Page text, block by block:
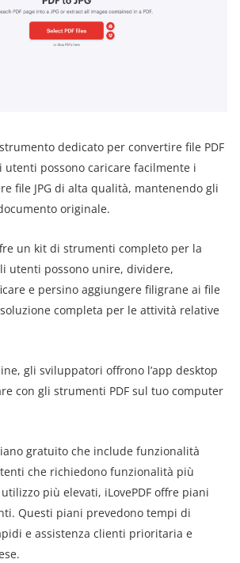
dedicato per convertire file PDF
utenti possono caricare facilmente i
file JPG di alta qualità, mantenendo gli
originale.
un kit di strumenti completo per la
utenti possono unire, dividere,
e persino aggiungere filigrane ai file
completa per le attività relative
gli sviluppatori offrono l’app desktop
con gli strumenti PDF sul tuo computer
gratuito che include funzionalità
che richiedono funzionalità più
più elevati, iLovePDF offre piani
Questi piani prevedono tempi di
e assistenza clienti prioritaria e